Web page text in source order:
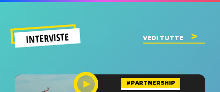
INTERVISTE VEDI TUTTE
#PARTNERSHIP